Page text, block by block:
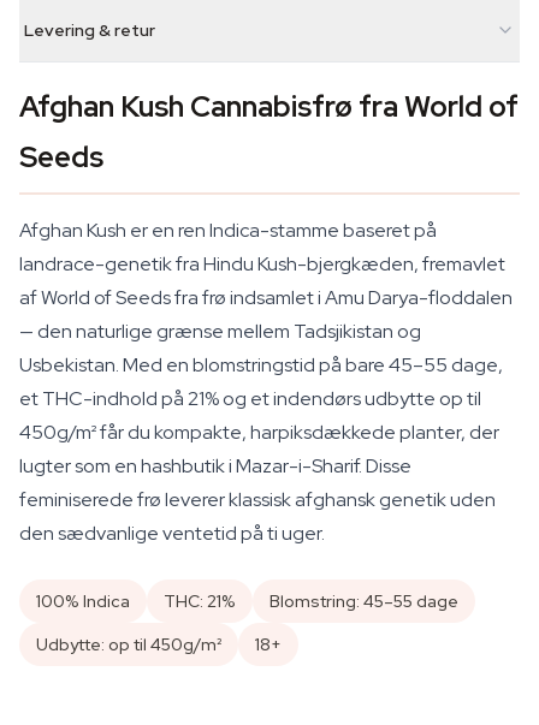
Levering & retur
Afghan Kush Cannabisfrø fra World of
Seeds
Afghan Kush er en ren Indica-stamme baseret på
landrace-genetik fra Hindu Kush-bjergkæden, fremavlet
af World of Seeds fra frø indsamlet i Amu Darya-floddalen
— den naturlige grænse mellem Tadsjikistan og
Usbekistan. Med en blomstringstid på bare 45–55 dage,
et THC-indhold på 21% og et indendørs udbytte op til
450g/m² får du kompakte, harpiksdækkede planter, der
lugter som en hashbutik i Mazar-i-Sharif. Disse
feminiserede frø leverer klassisk afghansk genetik uden
den sædvanlige ventetid på ti uger.
100% Indica THC: 21%
Blomstring: 45–55 dage
Udbytte: op til 450g/m²
18+